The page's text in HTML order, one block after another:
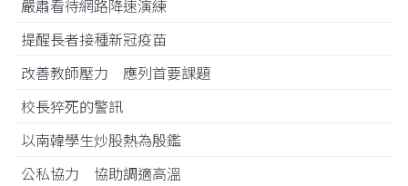
嚴肅看待網路降速演練
提醒長者接種新冠疫苗
改善教師壓力 應列首要課題
校長猝死的警訊
以南韓學生炒股熱為殷鑑
公私協力 協助調適高溫